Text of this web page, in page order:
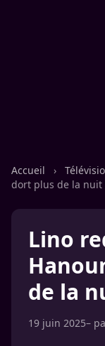
Accueil ›
dort plus de la nuit
Lino
de la
19 juin 2025–